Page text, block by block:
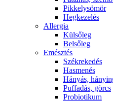
Pikkelysömör
Hegkezelés
Allergia
Külsőleg
Belsőleg
Emésztés
Székrekedés
Hasmenés
Hányás,
Puffadás, görcs
Probiotikum